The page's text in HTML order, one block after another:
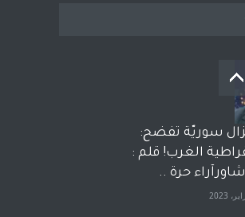
سوريّة تفضح:
الغرب! قلم :
حرة ..